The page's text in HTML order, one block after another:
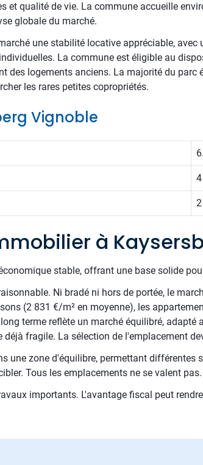
et qualité de vie. La commune accueille
globale du marché.
une stabilité locative appréciable, avec
La commune est éligible au
des logements anciens. La majorité du parc
les rares petites copropriétés.
Vignoble
à
stable, offrant une base solide
Ni bradé ni hors de portée, le
(2 831 €/m² en moyenne), les
terme reflète un marché équilibré, adapté
fragile. La sélection de l'emplacement
une zone d'équilibre, permettant différentes
Tous les emplacements ne se valent pas.
importants. L'avantage fiscal peut